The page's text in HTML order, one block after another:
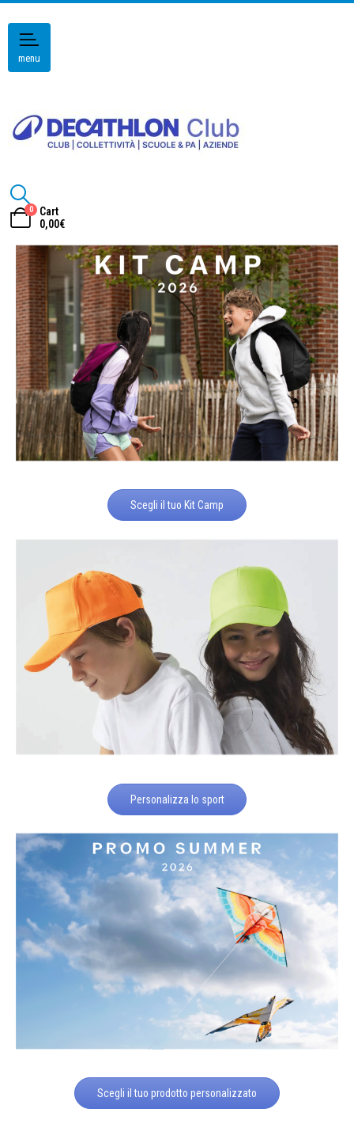
menu
0
Cart
0,00€
Scegli il tuo Kit Camp
Personalizza lo sport
Scegli il tuo prodotto personalizzato